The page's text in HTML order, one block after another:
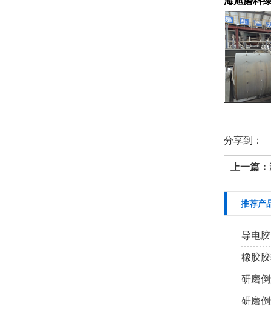
分享到：
上一篇：
推荐产
导电
橡胶
研磨
研磨